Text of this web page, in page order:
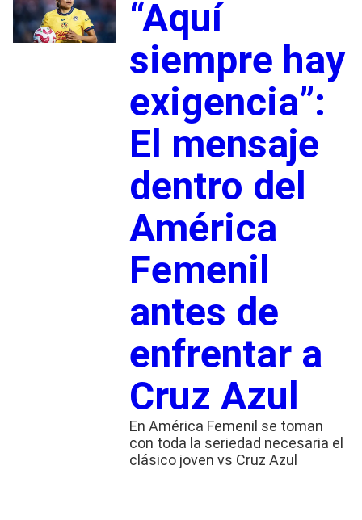
“Aquí
siempre hay
exigencia”:
El mensaje
dentro del
América
Femenil
antes de
enfrentar a
Cruz Azul
En América Femenil se toman
con toda la seriedad necesaria el
clásico joven vs Cruz Azul